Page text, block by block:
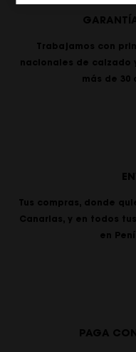
Trabajamos con
nacionales de calzado
más de 30
Tus compras, donde
Canarias, y en todos
en
PAGA
mostrar anuncios
usuario individual, y